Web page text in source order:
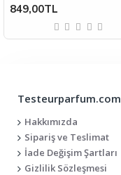
849,00TL
Testeurparfum.com
Hakkımızda
Sipariş ve Teslimat
İade Değişim Şartları
Gizlilik Sözleşmesi